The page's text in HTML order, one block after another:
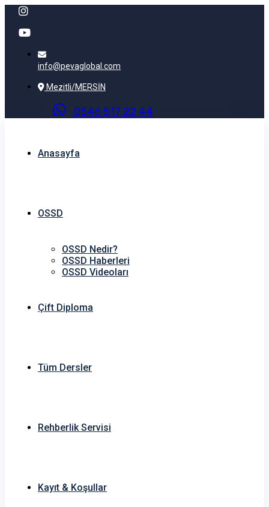
info@pevaglobal.com
Mezitli/MERSİN
0546 517 22 44
Anasayfa
OSSD
OSSD Nedir?
OSSD Haberleri
OSSD Videoları
Çift Diploma
Tüm Dersler
Rehberlik Servisi
Kayıt & Koşullar